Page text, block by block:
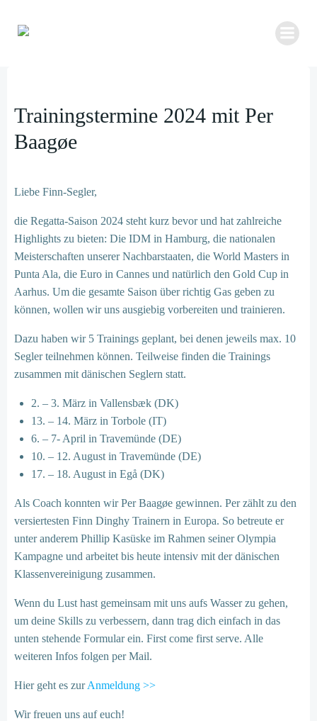
Trainingstermine 2024 mit Per
Baagøe
Liebe Finn-Segler,
die Regatta-Saison 2024 steht kurz bevor und hat zahlreiche
Highlights zu bieten: Die IDM in Hamburg, die nationalen
Meisterschaften unserer Nachbarstaaten, die World Masters in
Punta Ala, die Euro in Cannes und natürlich den Gold Cup in
Aarhus. Um die gesamte Saison über richtig Gas geben zu
können, wollen wir uns ausgiebig vorbereiten und trainieren.
Dazu haben wir 5 Trainings geplant, bei denen jeweils max. 10
Segler teilnehmen können. Teilweise finden die Trainings
zusammen mit dänischen Seglern statt.
2. – 3. März in Vallensbæk (DK)
13. – 14. März in Torbole (IT)
6. – 7- April in Travemünde (DE)
10. – 12. August in Travemünde (DE)
17. – 18. August in Egå (DK)
Als Coach konnten wir Per Baagøe gewinnen. Per zählt zu den
versiertesten Finn Dinghy Trainern in Europa. So betreute er
unter anderem Phillip Kasüske im Rahmen seiner Olympia
Kampagne und arbeitet bis heute intensiv mit der dänischen
Klassenvereinigung zusammen.
Wenn du Lust hast gemeinsam mit uns aufs Wasser zu gehen,
um deine Skills zu verbessern, dann trag dich einfach in das
unten stehende Formular ein. First come first serve. Alle
weiteren Infos folgen per Mail.
Hier geht es zurAnmeldung >>
Wir freuen uns auf euch!